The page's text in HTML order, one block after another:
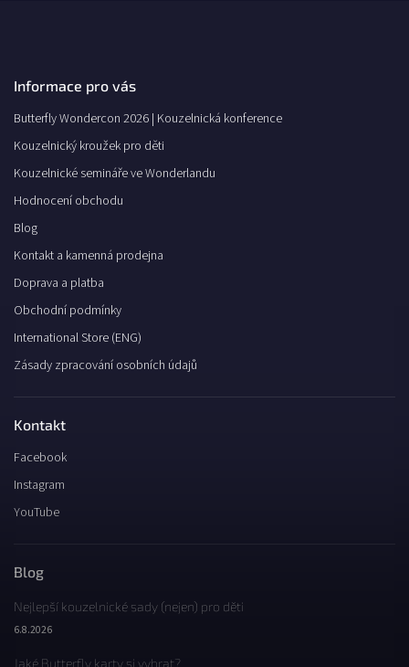
Informace pro vás
Butterfly Wondercon 2026 | Kouzelnická konference
Kouzelnický kroužek pro děti
Kouzelnické semináře ve Wonderlandu
Hodnocení obchodu
Blog
Kontakt a kamenná prodejna
Doprava a platba
Obchodní podmínky
International Store (ENG)
Zásady zpracování osobních údajů
Kontakt
Facebook
Instagram
YouTube
Blog
Nejlepší kouzelnické sady (nejen) pro děti
6.8.2026
Jaké Butterfly karty si vybrat?